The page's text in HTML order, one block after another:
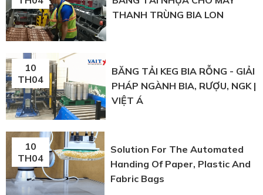
THANH TRÙNG BIA LON
10
TH04
BĂNG TẢI KEG BIA RỖNG - GIẢI
PHÁP NGÀNH BIA, RƯỢU, NGK |
VIỆT Á
10
TH04
Solution For The Automated
Handing Of Paper, Plastic And
Fabric Bags